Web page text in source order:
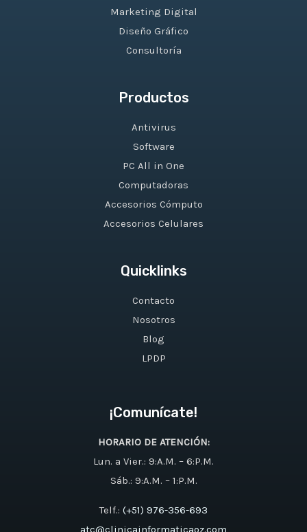
Marketing Digital
Diseño Gráfico
Consultoría
Productos
Antivirus
Software
PC All in One
Computadoras
Accesorios Cómputo
Accesorios Celulares
Quicklinks
Contacto
Nosotros
Blog
LPDP
¡Comunícate!
HORARIO DE ATENCIÓN:
Lun. a Vier.: 9:A.M. – 6:P.M.
Sáb.: 9:A.M. – 1:P.M.
Telf.: (+51) 976-356-693
atc@clinicainformaticaoz.com